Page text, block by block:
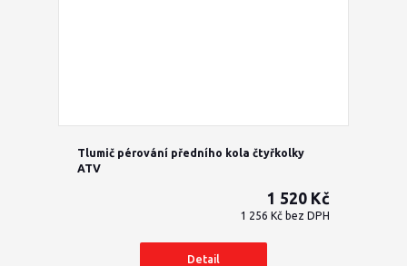
Tlumič pérování předního kola čtyřkolky
ATV
1 520 Kč
1 256 Kč bez DPH
Detail